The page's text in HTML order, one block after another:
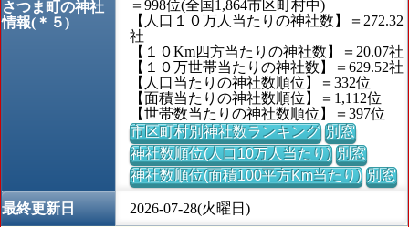
さつま町の神社
情報(＊５)
＝998位(全国1,864市区町村中)
【人口１０万人当たりの神社数】＝272.32
社
【１０Km四方当たりの神社数】＝20.07社
【１０万世帯当たりの神社数】＝629.52社
【人口当たりの神社数順位】＝332位
【面積当たりの神社数順位】＝1,112位
【世帯数当たりの神社数順位】＝397位
市区町村別神社数ランキング 別窓
神社数順位(人口10万人当たり) 別窓
神社数順位(面積100平方Km当たり) 別窓
最終更新日
2026-07-28(火曜日)